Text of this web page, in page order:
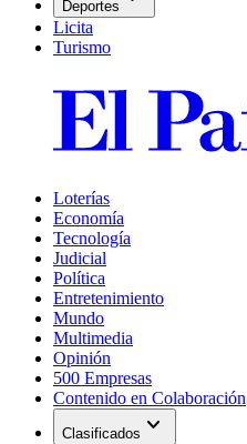
Deportes
Licita
Turismo
Loterías
Economía
Tecnología
Judicial
Política
Entretenimiento
Mundo
Multimedia
Opinión
500 Empresas
Contenido en Colaboración
Clasificados expand_more